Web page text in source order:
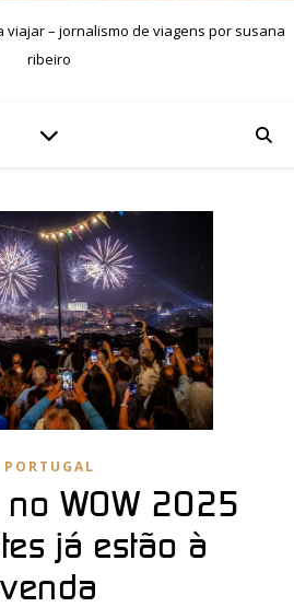
– jornalismo de viagens por susana
ribeiro
PORTUGAL
no WOW 2025
já estão à
venda